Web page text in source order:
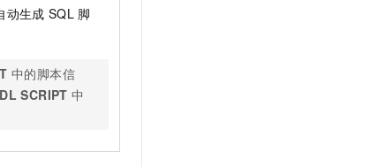
动生成 SQL 脚
中的脚本信
SCRIPT 中